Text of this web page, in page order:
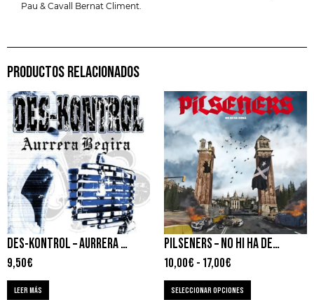
Pau & Cavall Bernat Climent.
PRODUCTOS RELACIONADOS
DES-KONTROL – AURRERA BEGIRA
9,50€
LEER MÁS
PILSENERS – NO HI HA DEMÀ
10,00€ - 17,00€
SELECCIONAR OPCIONES